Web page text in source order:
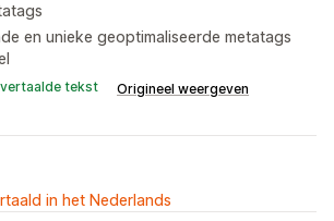
en unieke geoptimaliseerde metatags
tekst Origineel weergeven
in het Nederlands